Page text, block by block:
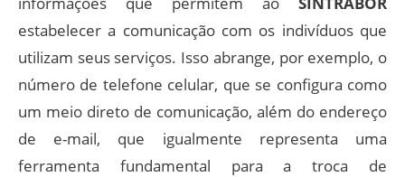
estabelecer a comunicação com os indivíduos que
utilizam seus serviços. Isso abrange, por exemplo, o
número de telefone celular, que se configura como
um meio direto de comunicação, além do endereço
de e-mail, que igualmente representa uma
ferramenta fundamental para a troca de